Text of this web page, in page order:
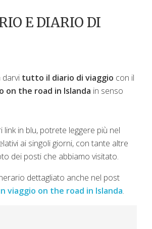
E DIARIO DI
darvi tutto il diario di viaggio con il
on the road in Islanda in senso
link in blu, potrete leggere più nel
ai singoli giorni, con tante altre
dei posti che abbiamo visitato.
dettagliato anche nel post
viaggio on the road in Islanda.